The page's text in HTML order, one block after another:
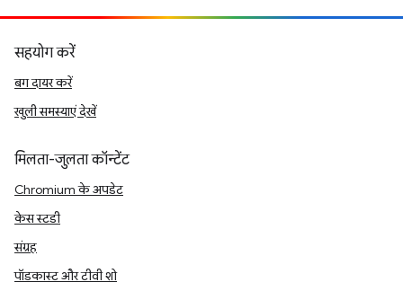
सहयोग करें
बग दायर करें
खुली समस्याएं देखें
मिलता-जुलता कॉन्टेंट
Chromium के अपडेट
केस स्टडी
संग्रह
पॉडकास्ट और टीवी शो